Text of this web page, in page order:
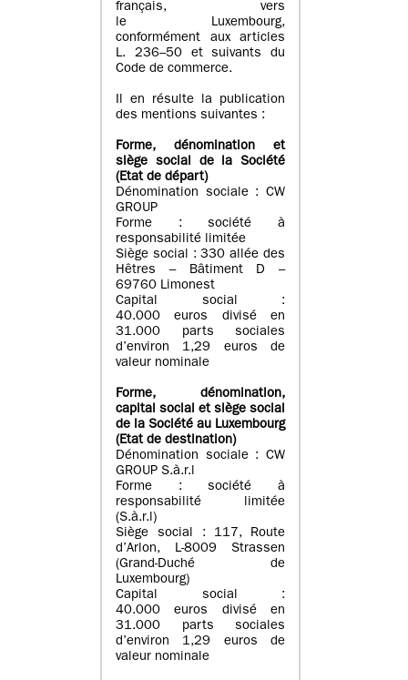
français, vers
le Luxembourg,
conformément aux articles
L. 236–50 et suivants du
Code de commerce.
Il en résulte la publication
des mentions suivantes :
Forme, dénomination et
siège social de la Société
(Etatde départ)
Dénomination sociale : CW
GROUP
Forme : société à
responsabilité limitée
Siège social : 330 allée des
Hêtres – Bâtiment D –
69760 Limonest
Capital social :
40.000 euros divisé en
31.000 parts sociales
d’environ 1,29 euros de
valeur nominale
Forme, dénomination,
capital social et siège social
de la Société au Luxembourg
(Etat de destination)
Dénomination sociale : CW
GROUP S.à.r.l
Forme : société à
responsabilité limitée
(S.à.r.l)
Siège social : 117, Route
d’Arlon, L-8009 Strassen
(Grand-Duché de
Luxembourg)
Capital social :
40.000 euros divisé en
31.000 parts sociales
d’environ 1,29 euros de
valeur nominale